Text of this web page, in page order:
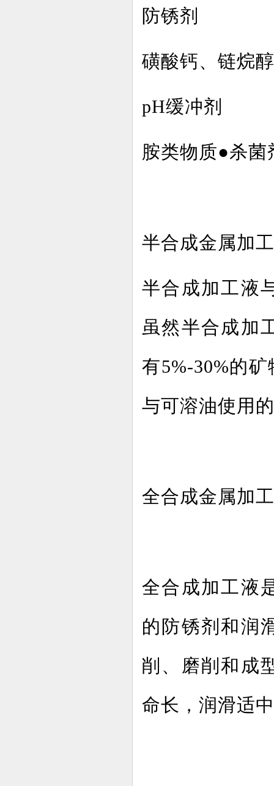
防锈剂
磺酸钙、链烷
pH缓冲剂
胺类物质●杀菌
半合成金属加
半合成加工液
虽然半合成加
有5%-30%的
与可溶油使用
全合成金属加
全合成加工液
的防锈剂和润
削、磨削和成
命长，润滑适